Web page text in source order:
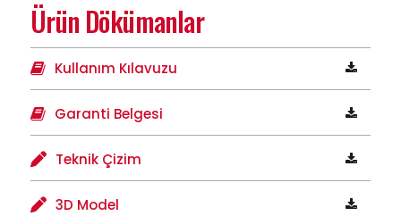
Ürün Dökümanlar
Kullanım Kılavuzu
Garanti Belgesi
Teknik Çizim
3D Model